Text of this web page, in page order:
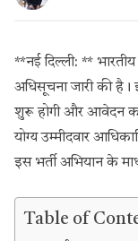
**नई दिल्ली: **
अधिसूचना जारी की
शुरू होगी और आवेदन
योग्य उम्मीदवार
इस भर्ती अभियान के
Table of